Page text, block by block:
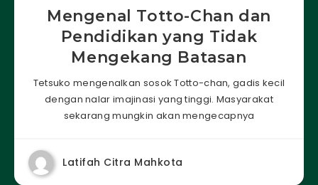
Mengenal Totto-Chan dan
Pendidikan yang Tidak
Mengekang Batasan
Tetsuko mengenalkan sosok Totto-chan, gadis kecil
dengan nalar imajinasi yang tinggi. Masyarakat
sekarang mungkin akan mengecapnya
Latifah Citra Mahkota